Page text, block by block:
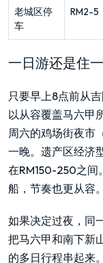
老城区停
车
RM2-5
一日游还是住
只要早上8点前从
以从容覆盖马六甲
周六的鸡场街夜市
一晚。遗产区经济
在RM150-250之间
船，节奏也更从容。
如果决定过夜，同
把马六甲和南下新
的多日行程串起来